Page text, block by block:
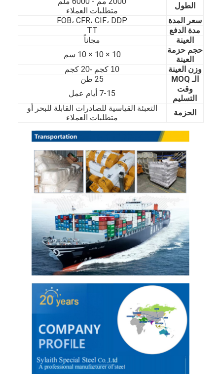
حولنا
جولة في المصنع
مراقبة الجودة
اتصل بنا
أخبار
صفائح الفولاذ المقاوم للصدأ المدرفلة على البارد
لفائف الفولاذ المقاوم للصدأ المدرفلة على البارد
ورقة الفولاذ المقاوم للصدأ المدرفلة على الساخن
لفائف الفولاذ المقاوم للصدأ المدرفلة على الساخن
304 ورقة الفولاذ المقاوم للصدأ
304 أنبوب من الفولاذ المقاوم للصدأ
316L ورق الفولاذ المقاوم للصدأ
2205 لوحة من الفولاذ المقاوم للصدأ
صفيحة الفولاذ المقاوم للصدأ الملمع
أنبوب الفولاذ المقاوم للصدأ الزخرفية
الطول
متطلبات العملاء
سعر المدة
FOB، CFR، CIF، DDP
مدة الدفع
TT
العينة
مجاناً
حجم حزمة
العينة
10 × 10 × 10 سم
وزن العينة
10 كجم -20 كجم
الـ MOQ
25 طن
وقت
التسليم
7-15 أيام عمل
الحزمة
التعبئة القياسية للصادرات القابلة للبحر أو
متطلبات العملاء